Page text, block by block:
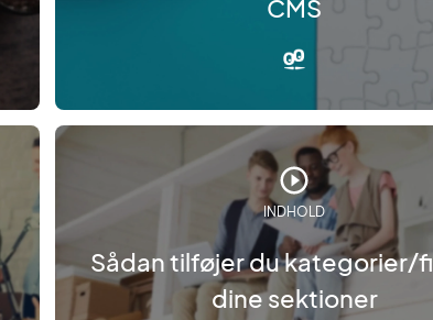
CMS
INDHOLD
Sådan tilføjer du kategorier/
dine sektioner